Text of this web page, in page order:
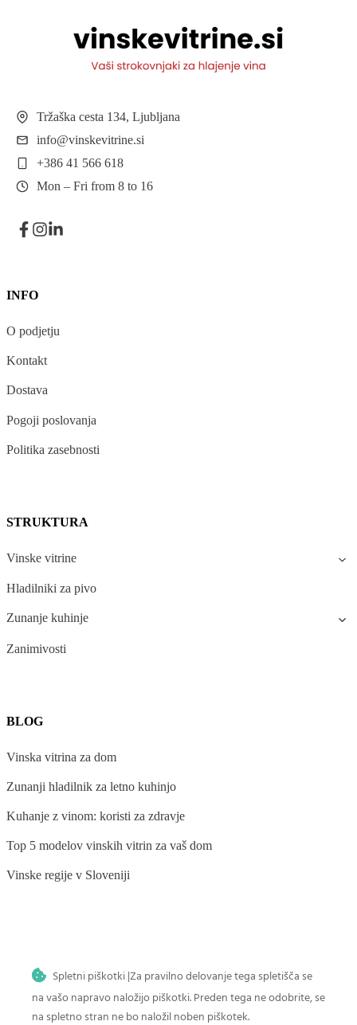
Tržaška cesta 134, Ljubljana
info@vinskevitrine.si
+386 41 566 618
Mon – Fri from 8 to 16
INFO
O podjetju
Kontakt
Dostava
Pogoji poslovanja
Politika zasebnosti
STRUKTURA
Vinske vitrine
Hladilniki za pivo
Zunanje kuhinje
Zanimivosti
BLOG
Vinska vitrina za dom
Zunanji hladilnik za letno kuhinjo
Kuhanje z vinom: koristi za zdravje
Top 5 modelov vinskih vitrin za vaš dom
Vinske regije v Sloveniji
Zanimiva dejstva o vinu
Terminologija v vinskem svetu
Spletni piškotki |Za pravilno delovanje tega spletišča se
na vašo napravo naložijo piškotki. Preden tega ne odobrite, se
na spletno stran ne bo naložil noben piškotek.